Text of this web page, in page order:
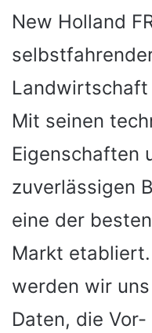
New Holland
Mit seinen
Eigenschaften
zuverlässigen
eine der
Markt
werden wir
Daten, die